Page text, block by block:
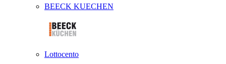
BEECK KUECHEN
Lottocento